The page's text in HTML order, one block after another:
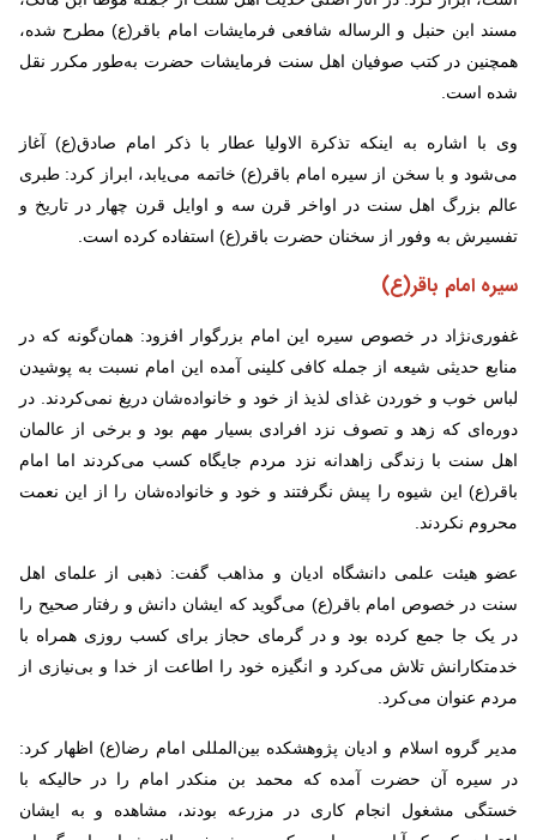
مسند ابن حنبل و الرساله شافعی فرمایشات امام باقر(ع) مطرح شده،
همچنین در کتب صوفیان اهل سنت فرمایشات حضرت به‌طور مکرر نقل
شده است.
وی با اشاره به اینکه تذکرة الاولیا عطار با ذکر امام صادق(ع) آغاز
می‌شود و با سخن از سیره امام باقر(ع) خاتمه می‌یابد، ابراز کرد: طبری
عالم بزرگ اهل سنت در اواخر قرن سه و اوایل قرن چهار در تاریخ و
تفسیرش به وفور از سخنان حضرت باقر(ع) استفاده کرده است.
سیره امام باقر(ع)
غفور‌ی‌نژاد در خصوص سیره این امام بزرگوار افزود: همان‌گونه که در
منابع حدیثی شیعه از جمله کافی کلینی آمده این امام نسبت به پوشیدن
لباس خوب و خوردن غذای لذیذ از خود و خانواده‌شان دریغ نمی‌کردند. در
دوره‌ای که زهد و تصوف نزد افرادی بسیار مهم بود و برخی از عالمان
اهل سنت با زندگی زاهدانه نزد مردم جایگاه کسب می‌کردند اما امام
باقر(ع) این شیوه را پیش نگرفتند و خود و خانواده‌شان را از این نعمت
محروم نکردند.
عضو هیئت علمی دانشگاه ادیان و مذاهب گفت: ذهبی از علمای اهل
سنت در خصوص امام باقر(ع) می‌گوید که ایشان دانش و رفتار صحیح را
در یک جا جمع کرده بود و در گرمای حجاز برای کسب روزی همراه با
خدمتکارانش تلاش می‌کرد و انگیزه خود را اطاعت از خدا و بی‌نیازی از
مردم عنوان می‌کرد.
مدیر گروه اسلام و ادیان پژوهشکده بین‌المللی امام رضا(ع) اظهار کرد:
در سیره آن حضرت آمده که محمد بن منکدر امام را در حالیکه با
خستگی مشغول انجام کاری در مزرعه بودند، مشاهده و به ایشان